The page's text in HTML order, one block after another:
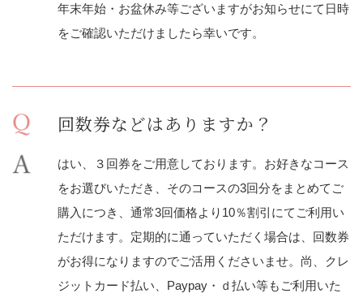
年末年始・お盆休み等ございますがお知らせにて日時
をご確認いただけましたら幸いです。
回数券などはありますか？
はい、３回券をご用意しております。お好きなコース
をお選びいただき、そのコースの3回分をまとめてご
購入につき、通常3回価格より10％割引にてご利用い
ただけます。定期的に通っていただく場合は、回数券
がお得になりますのでご活用くださいませ。尚、クレ
ジットカード払い、Paypay・ｄ払い等もご利用いた